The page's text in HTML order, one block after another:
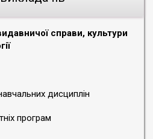
справи, культури
дисциплін
програм